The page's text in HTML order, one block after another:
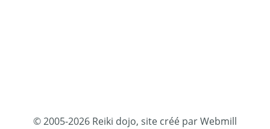
© 2005-2026 Reiki dojo, site créé par Webmill